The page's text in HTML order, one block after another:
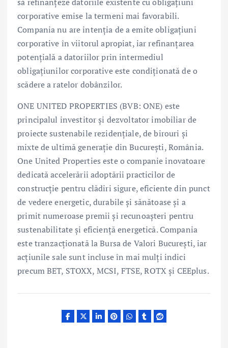
să refinanțeze datoriile existente cu obligațiuni
corporative emise la termeni mai favorabili.
Compania nu are intenția de a emite obligațiuni
corporative în viitorul apropiat, iar refinanțarea
potențială a datoriilor prin intermediul
obligațiunilor corporative este condiționată de o
scădere a ratelor dobânzilor.
ONE UNITED PROPERTIES (BVB: ONE) este
principalul investitor și dezvoltator imobiliar de
proiecte sustenabile rezidențiale, de birouri și
mixte de ultimă generație din București, România.
One United Properties este o companie inovatoare
dedicată accelerării adoptării practicilor de
construcție pentru clădiri sigure, eficiente din punct
de vedere energetic, durabile și sănătoase și a
primit numeroase premii și recunoașteri pentru
sustenabilitate și eficiență energetică. Compania
este tranzacționată la Bursa de Valori București, iar
acțiunile sale sunt incluse în mai mulți indici
precum BET, STOXX, MCSI, FTSE, ROTX și CEEplus.